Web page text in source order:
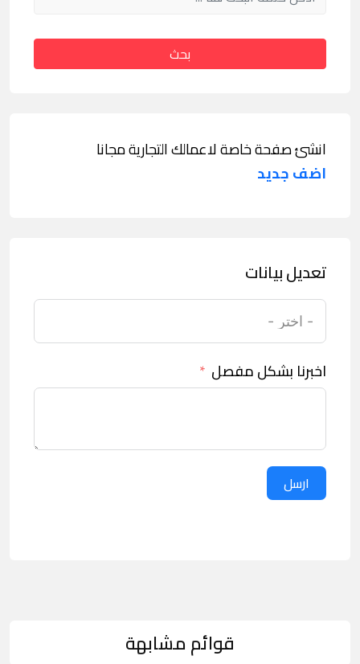
بحث
انشئ صفحة خاصة لاعمالك التجارية مجانا
اضف جديد
تعديل بيانات
اخبرنا بشكل مفصل
ارسل
قوائم مشابهة